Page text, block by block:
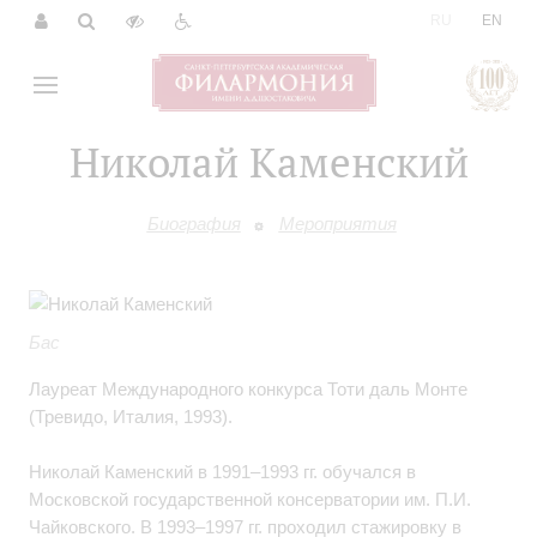
EN
Николай Каменский
Биография Мероприятия
Бас
Лауреат Международного конкурса Тоти даль Монте
(Тревидо, Италия, 1993).
Николай Каменский в 1991–1993 гг. обучался в
Московской государственной консерватории им. П.И.
Чайковского. В 1993–1997 гг. проходил стажировку в